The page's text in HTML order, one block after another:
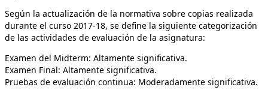
Según la actualización de la normativa sobre copias realizada
durante el curso 2017-18, se define la siguiente categorización
de las actividades de evaluación de la asignatura:
Examen del Midterm: Altamente significativa.
Examen Final: Altamente significativa.
Pruebas de evaluación continua: Moderadamente significativa.